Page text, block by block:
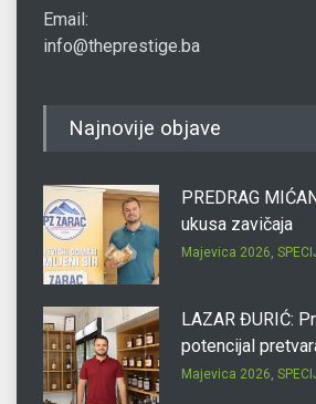
Email:
info@theprestige.ba
Najnovije objave
PREDRAG
ukusa zavičaja
Majevica 2026
LAZAR ĐURIĆ:
potencijal
Majevica 2026